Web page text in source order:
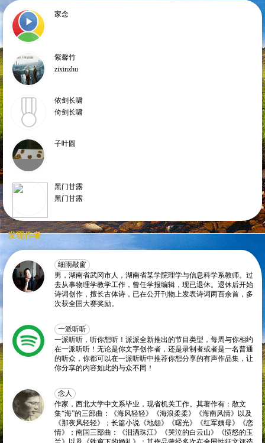
家念
紫馨竹
zixinzhu
依剑长啸
倚剑长啸
子叶圆
黑门甘露
黑门甘露
发现作者
细雨敲窗
男，湖南省武冈市人，湖南省某学院理学与信息科学系教师。过
去从事物理学教学工作，曾任学报编辑，现已退休。退休后开始
诗词创作，擅长古体诗，已在公开刊物上发表诗词两百余首，多
次获全国大赛奖励。
一派听听
一派听听，听你想听！派派全新推出的节目类型，每周与你相约
在一派听听！无论是你文字创作者，还是录制者或者是一名普通
的听众，你都可以在一派听听中推荐你想分享的有声作品集，让
你分享的内容如此的与众不同！
念人
作家，西北大学中文系毕业，现省机关工作。其著作有：散文
集“海”的三部曲：《海风轻轻》《海浪柔柔》《海南风情》以及
《那夜风轻轻》；长篇小说《地怨》《曙光》《红军姨母》《恋
情》；南国三部曲：《泪洒珠江》《哭泣的白云山》《愤怒的玉